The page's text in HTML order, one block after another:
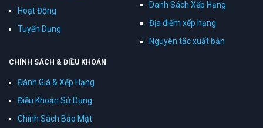
Hoạt Động
Tuyển Dụng
Danh Sách Xếp Hạng
Địa điểm xếp hạng
Nguyên tắc xuất bản
CHÍNH SÁCH & ĐIỀU KHOẢN
Đánh Giá & Xếp Hạng
Điều Khoản Sử Dụng
Chính Sách Bảo Mật